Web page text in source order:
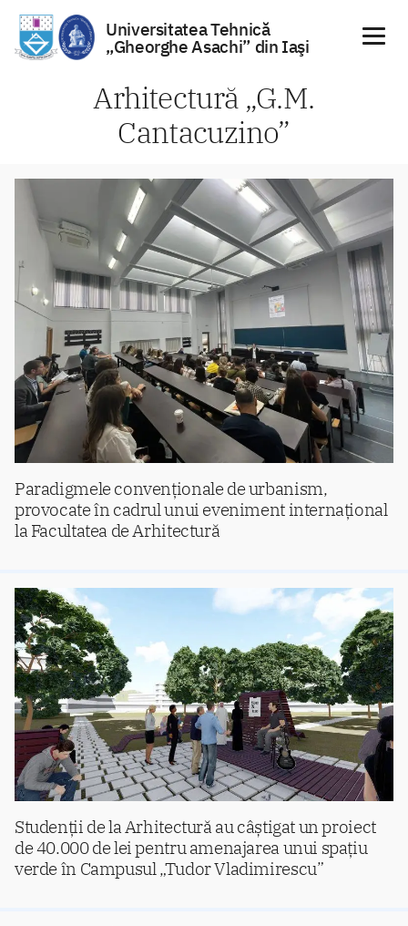
Universitatea Tehnică
„Gheorghe Asachi” din Iaşi
Arhitectură „G.M.
Cantacuzino”
Paradigmele convenționale de urbanism,
provocate în cadrul unui eveniment internațional
la Facultatea de Arhitectură
Studenții de la Arhitectură au câștigat un proiect
de 40.000 de lei pentru amenajarea unui spațiu
verde în Campusul „Tudor Vladimirescu”